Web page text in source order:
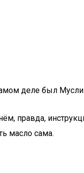
деле был
правда,
масло сама.